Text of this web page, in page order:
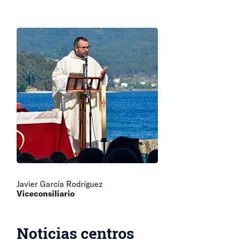
Javier García Rodríguez
Viceconsiliario
Noticias centros